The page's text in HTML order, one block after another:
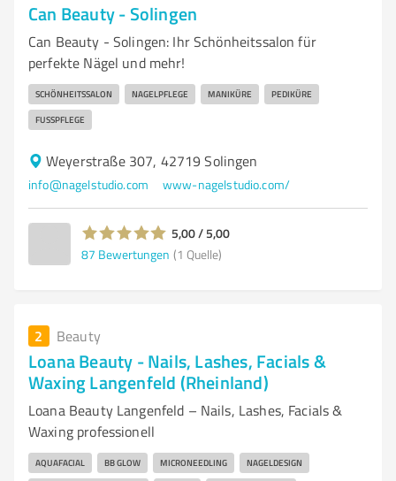
Can Beauty - Solingen
Can Beauty - Solingen: Ihr Schönheitssalon für
perfekte Nägel und mehr!
SCHÖNHEITSSALON NAGELPFLEGE MANIKÜRE PEDIKÜRE
FUSSPFLEGE
Weyerstraße 307, 42719 Solingen
info@nagelstudio.com www-nagelstudio.com/
5,00 / 5,00
87 Bewertungen (1 Quelle)
2 Beauty
Loana Beauty - Nails, Lashes, Facials &
Waxing Langenfeld (Rheinland)
Loana Beauty Langenfeld – Nails, Lashes, Facials &
Waxing professionell
AQUAFACIAL BB GLOW MICRONEEDLING NAGELDESIGN